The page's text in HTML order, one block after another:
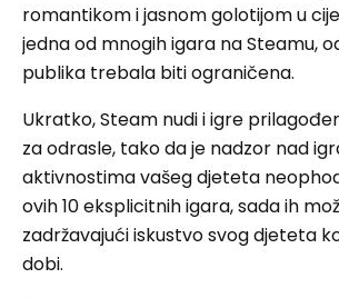
romantikom i jasnom golotijom u
jedna od mnogih igara na Steamu,
publika trebala biti ograničena.
Ukratko, Steam nudi i igre
za odrasle, tako da je nadzor nad
aktivnostima vašeg djeteta
ovih 10 eksplicitnih igara, sada ih
zadržavajući iskustvo svog djeteta
dobi.